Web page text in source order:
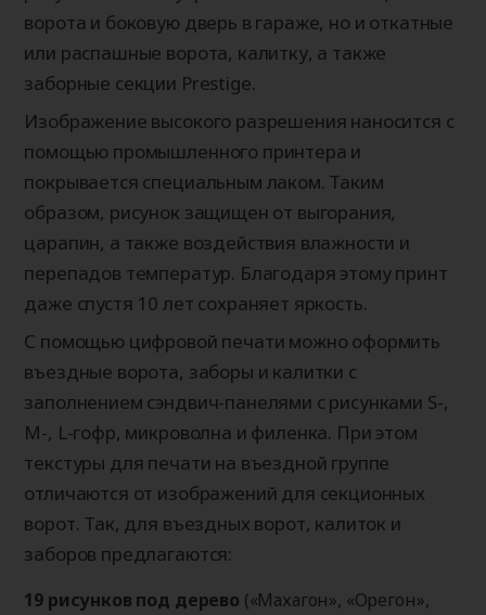
ворота и боковую дверь в гараже, но и откатные
или распашные ворота, калитку, а также
заборные секции Prestige.
Изображение высокого разрешения наносится с
помощью промышленного принтера и
покрывается специальным лаком. Таким
образом, рисунок защищен от выгорания,
царапин, а также воздействия влажности и
перепадов температур. Благодаря этому принт
даже спустя 10 лет сохраняет яркость.
С помощью цифровой печати можно оформить
въездные ворота, заборы и калитки с
заполнением сэндвич-панелями с рисунками S-,
M-, L-гофр, микроволна и филенка. При этом
текстуры для печати на въездной группе
отличаются от изображений для секционных
ворот. Так, для въездных ворот, калиток и
заборов предлагаются:
19 рисунков под дерево («Махагон», «Орегон»,